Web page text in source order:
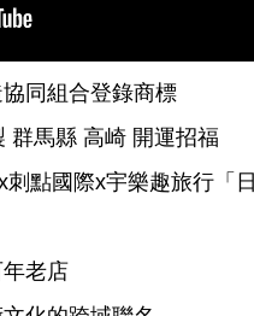
協同組合登錄商標
群馬縣 高崎 開運招福
點國際x宇樂趣旅行「日
老店